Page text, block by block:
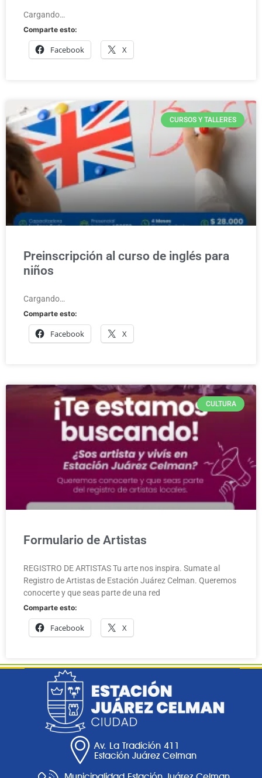
Cargando…
Comparte esto:
Facebook X
CURSOS Y TALLERES
Preinscripción al curso de inglés para
niños
Cargando…
Comparte esto:
Facebook X
CULTURA
Formulario de Artistas
REGISTRO DE ARTISTAS Tu arte nos inspira. Sumate al
Registro de Artistas de Estación Juárez Celman. Queremos
conocerte y que seas parte de una red
Comparte esto:
Facebook X
Av. La Tradición 411
Estación Juárez Celman